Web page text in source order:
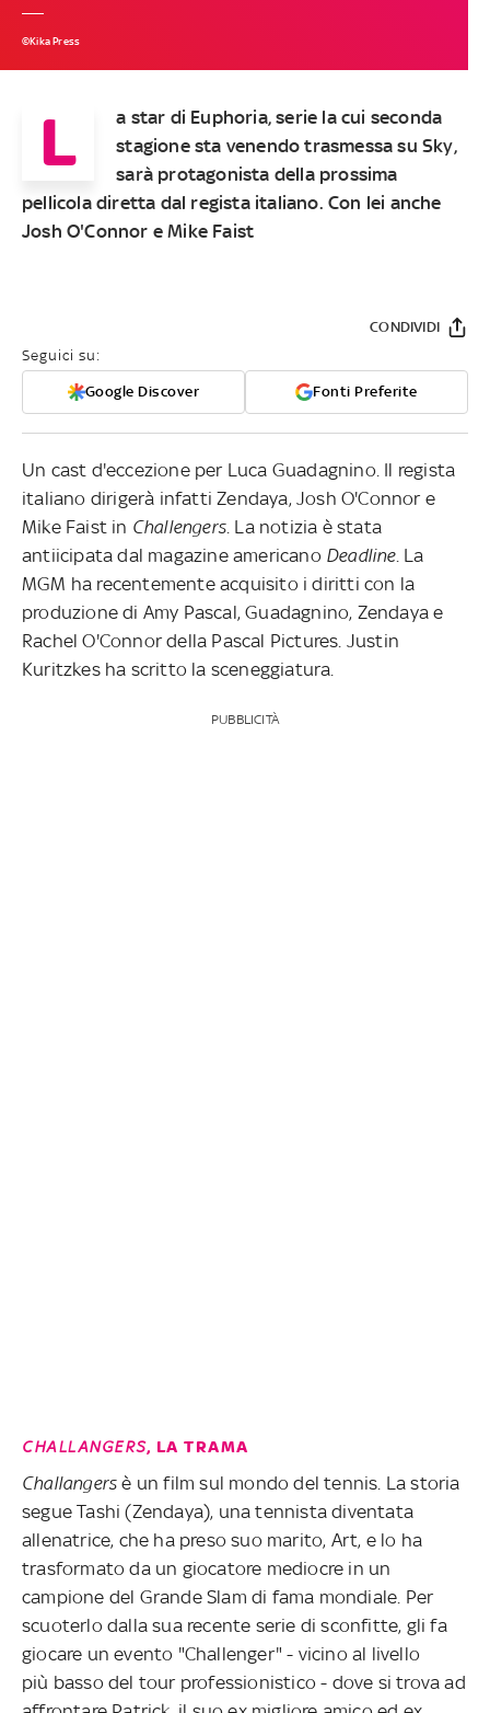
©Kika Press
L
a star di Euphoria, serie la cui seconda
stagione sta venendo trasmessa su Sky,
sarà protagonista della prossima
pellicola diretta dal regista italiano. Con lei anche
Josh O'Connor e Mike Faist
Seguici su:
Google Discover Fonti Preferite
CONDIVIDI
Un cast d'eccezione per Luca Guadagnino. Il regista
italiano dirigerà infatti Zendaya, Josh O'Connor e
Mike Faist in Challengers . La notizia è stata
antiicipata dal magazine americano Deadline. La
MGM ha recentemente acquisito i diritti con la
produzione di Amy Pascal, Guadagnino, Zendaya e
Rachel O'Connor della Pascal Pictures. Justin
Kuritzkes ha scritto la sceneggiatura.
PUBBLICITÀ
CHALLANGERS, LA TRAMA
Challangers è un film sul mondo del tennis. La storia
segue Tashi (Zendaya), una tennista diventata
allenatrice, che ha preso suo marito, Art, e lo ha
trasformato da un giocatore mediocre in un
campione del Grande Slam di fama mondiale. Per
scuoterlo dalla sua recente serie di sconfitte, gli fa
giocare un evento "Challenger" - vicino al livello
più basso del tour professionistico - dove si trova ad